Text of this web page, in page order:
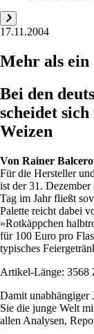
17.11.2004
Mehr als
Bei den
scheidet
Weizen
Von Rainer
Für die Hersteller
ist der 31. Dezember
Tag im Jahr fließt
Palette reicht dabei
»Rotkäppchen
für 100 Euro pro
typisches
Artikel-Länge: 3568
Damit unabhängiger
Sie die junge Welt
allen Analysen,